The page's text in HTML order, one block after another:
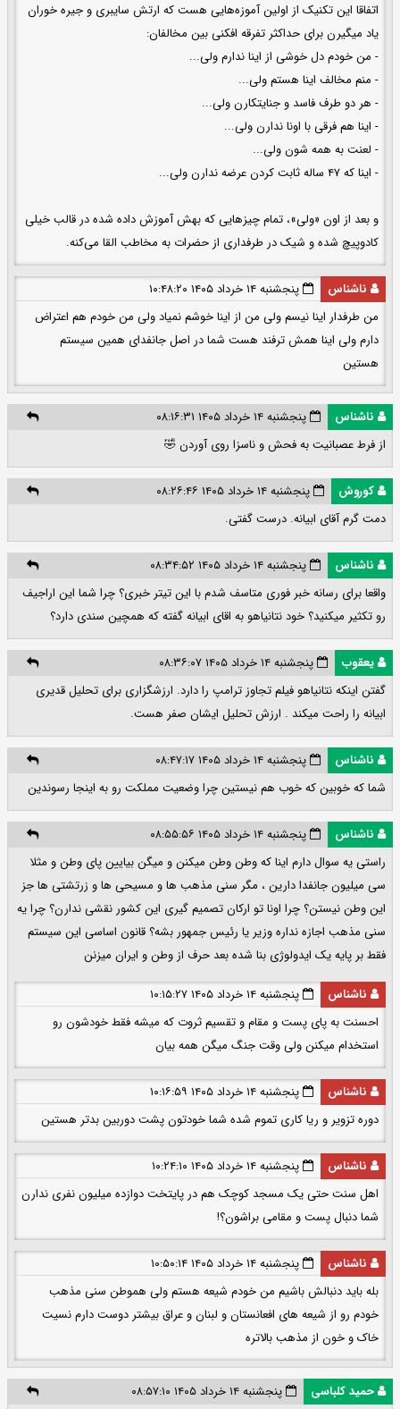
اتفاقا این تکنیک از اولین آموزه‌هایی هست که ارتش سایبری و جیره خوران
یاد میگیرن برای حداکثر تفرقه افکنی بین مخالفان:
- من خودم دل خوشی از اینا ندارم ولی...
- منم مخالف اینا هستم ولی...
- هر دو طرف فاسد و جنایتکارن ولی...
- اینا هم فرقی با اونا ندارن ولی...
- لعنت به همه شون ولی...
- اینا که ۴٧ ساله ثابت کردن عرضه ندارن ولی...
و بعد از اون «ولی»، تمام چیزهایی که بهش آموزش داده شده در قالب خیلی
کادوپیچ شده و شیک در طرفداری از حضرات به مخاطب القا می‌کنه.
ناشناس
پنجشنبه ۱۴ خرداد ۱۴۰۵ ۱۰:۴۸:۲۰
من طرفدار اینا نیسم ولی من از اینا خوشم نمیاد ولی من خودم هم اعتراض
دارم ولی اینا همش ترفند هست شما در اصل جانفدای همین سیستم
هستین
ناشناس
پنجشنبه ۱۴ خرداد ۱۴۰۵ ۰۸:۱۶:۳۱
از فرط عصبانیت به فحش و ناسزا روی آوردن 🤣
کوروش
پنجشنبه ۱۴ خرداد ۱۴۰۵ ۰۸:۲۶:۴۶
دمت گرم آقای ابیانه. درست گفتی.
ناشناس
پنجشنبه ۱۴ خرداد ۱۴۰۵ ۰۸:۳۴:۵۲
واقعا برای رسانه خبر فوری متاسف شدم با این تیتر خبری؟ چرا شما این اراجیف
رو تکثیر میکنید؟ خود نتانیاهو به اقای ابیانه گفته که همچین سندی دارد؟
یعقوب
پنجشنبه ۱۴ خرداد ۱۴۰۵ ۰۸:۳۶:۰۷
گفتن اینکه نتانیاهو فیلم تجاوز ترامپ را دارد. ارزشگزاری برای تحلیل قدیری
ابیانه را راحت میکند . ارزش تحلیل ایشان صفر هست.
ناشناس
پنجشنبه ۱۴ خرداد ۱۴۰۵ ۰۸:۴۷:۱۷
شما که خوبین که خوب هم نیستین چرا وضعیت مملکت رو به اینجا رسوندین
ناشناس
پنجشنبه ۱۴ خرداد ۱۴۰۵ ۰۸:۵۵:۵۶
راستی یه سوال دارم اینا که وطن وطن میکنن و میگن بیایین پای وطن و مثلا
سی میلیون جانفدا دارین ، مگر سنی مذهب ها و مسیحی ها و زرتشتی ها جز
این وطن نیستن؟ چرا اونا تو ارکان تصمیم گیری این کشور نقشی ندارن؟ چرا یه
سنی مذهب اجازه نداره وزير یا رئیس جمهور بشه؟ قانون اساسی این سیستم
فقط بر پایه یک ایدولوژی بنا شده بعد حرف از وطن و ایران میزنن
ناشناس
پنجشنبه ۱۴ خرداد ۱۴۰۵ ۱۰:۱۵:۲۷
احسنت به پای پست و مقام و تقسیم ثروت که میشه فقط خودشون رو
استخدام میکنن ولی وقت جنگ میگن همه بیان
ناشناس
پنجشنبه ۱۴ خرداد ۱۴۰۵ ۱۰:۱۶:۵۹
دوره تزویر و ریا کاری تموم شده شما خودتون پشت دوربین بدتر هستین
ناشناس
پنجشنبه ۱۴ خرداد ۱۴۰۵ ۱۰:۲۴:۱۰
اهل سنت حتی یک مسجد کوچک هم در پایتخت دوازده میلیون نفری ندارن
شما دنبال پست و مقامی براشون؟!
ناشناس
پنجشنبه ۱۴ خرداد ۱۴۰۵ ۱۰:۵۰:۱۴
بله باید دنبالش باشیم من خودم شیعه هستم ولی هموطن سنی مذهب
خودم رو از شيعه های افعانستان و لبنان و عراق بیشتر دوست دارم نسیت
خاک و خون از مذهب بالاتره
حمید کلباسی
پنجشنبه ۱۴ خرداد ۱۴۰۵ ۰۸:۵۷:۱۰